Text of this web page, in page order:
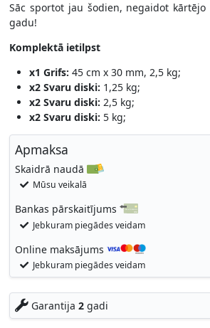
Sāc sportot jau šodien, negaidot
gadu!
Komplektā ietilpst
x1 Grifs: 45 cm x 30 mm, 2,5 kg;
x2 Svaru diski: 1,25 kg;
x2 Svaru diski: 2,5 kg;
x2 Svaru diski: 5 kg;
Apmaksa
Skaidrā naudā
Mūsu veikalā
Bankas pārskaitījums
Jebkuram piegādes veidam
Online maksājums
Jebkuram piegādes veidam
Garantija 2gadi